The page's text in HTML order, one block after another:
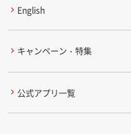
English
キャンペーン・特集
公式アプリ一覧